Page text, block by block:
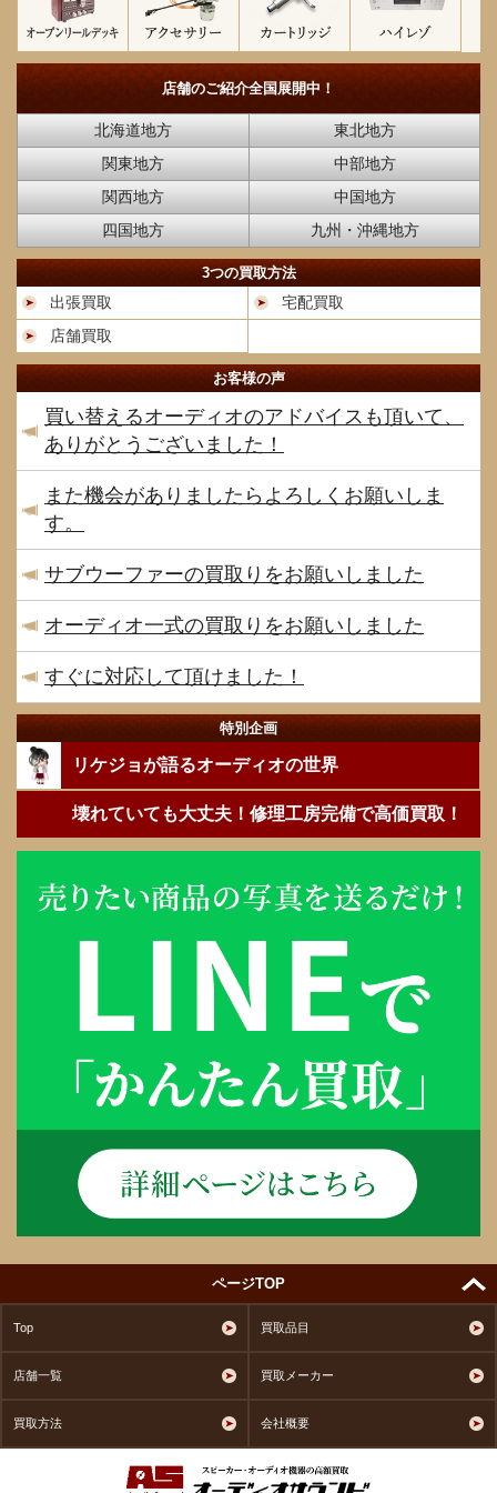
店舗のご紹介全国展開中！
北海道地方
東北地方
関東地方
中部地方
関西地方
中国地方
四国地方
九州・沖縄地方
3つの買取方法
出張買取
宅配買取
店舗買取
お客様の声
買い替えるオーディオのアドバイスも頂いて、
ありがとうございました！
また機会がありましたらよろしくお願いしま
す。
サブウーファーの買取りをお願いしました
オーディオ一式の買取りをお願いしました
すぐに対応して頂けました！
特別企画
リケジョが語るオーディオの世界
壊れていても大丈夫！修理工房完備で高価買取！
ページTOP
Top 買取品目
店舗一覧 買取メーカー
買取方法 会社概要